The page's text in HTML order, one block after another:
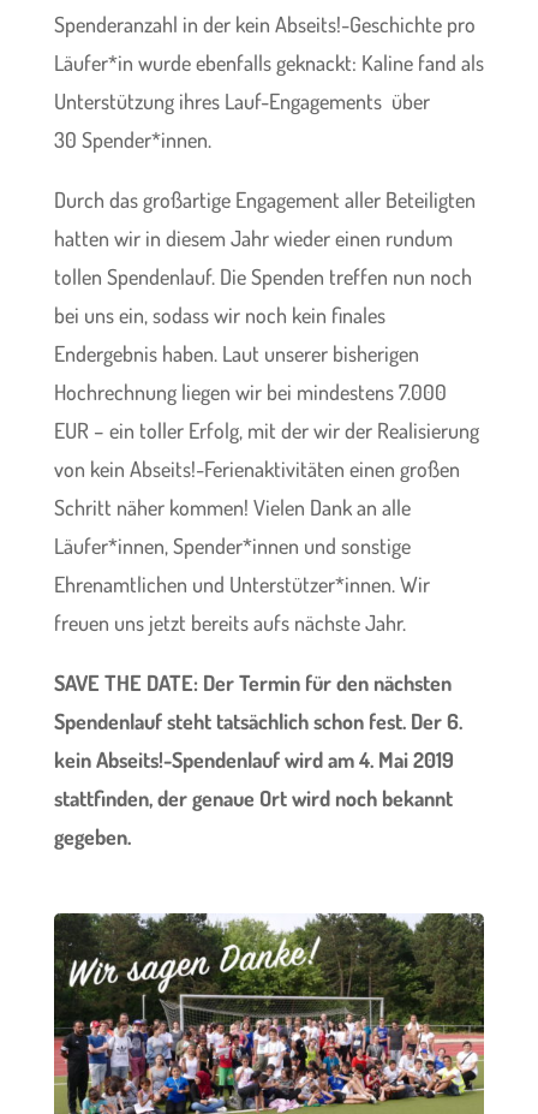
Spenderanzahl in der kein Abseits!-Geschichte pro
Läufer*in wurde ebenfalls geknackt: Kaline fand als
Unterstützung ihres Lauf-Engagements über
30 Spender*innen.
Durch das großartige Engagement aller Beteiligten
hatten wir in diesem Jahr wieder einen rundum
tollen Spendenlauf. Die Spenden treffen nun noch
bei uns ein, sodass wir noch kein finales
Endergebnis haben. Laut unserer bisherigen
Hochrechnung liegen wir bei mindestens 7.000
EUR – ein toller Erfolg, mit der wir der Realisierung
von kein Abseits!-Ferienaktivitäten einen großen
Schritt näher kommen! Vielen Dank an alle
Läufer*innen, Spender*innen und sonstige
Ehrenamtlichen und Unterstützer*innen. Wir
freuen uns jetzt bereits aufs nächste Jahr.
SAVE THE DATE: Der Termin für den nächsten
Spendenlauf steht tatsächlich schon fest. Der 6.
kein Abseits!-Spendenlauf wird am 4. Mai 2019
stattfinden, der genaue Ort wird noch bekannt
gegeben.